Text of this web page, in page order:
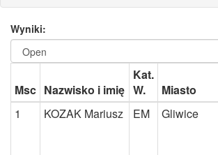
Wyniki:
Msc Nazwisko i imię
Kat.
W.
Miasto
1
KOZAK Mariusz EM Gliwice